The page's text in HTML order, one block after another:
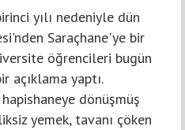
yılı nedeniyle dün
Saraçhane'ye bir
öğrencileri bugün
açıklama yaptı.
dönüşmüş
yemek, tavanı çöken